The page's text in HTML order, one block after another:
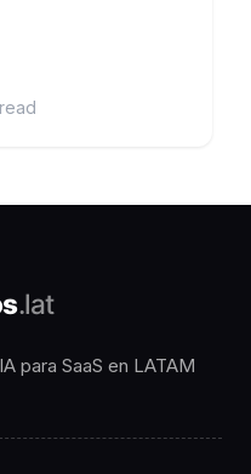
para SaaS en LATAM